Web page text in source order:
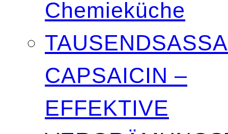
Chemieküche
TAUSENDSASSA
CAPSAICIN –
EFFEKTIVE